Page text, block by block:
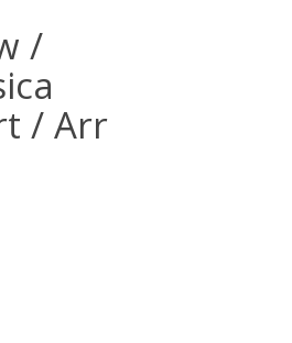
/
/ Arr